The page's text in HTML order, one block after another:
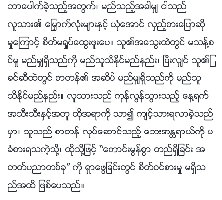
ဘာေပါက္ခဲ့သည့္အတြက္၊ မည္သည့္အခါမွ် ငါသည္
လူသား၏ ေျမႇာက္လုံးမ်ားႏွင့္ ယုံေအာင္ လွည့္စားေျပာဆို
မႈေၾကာင့္ စိတ္မရႈပ္ေထြးဖူးေပ။ သူ၏အေသြးထဲတြင္ မသန္႔စ
င္မႈ မည္မွ်ရွိသည္ကို မည္သူသိႏိုင္မည္နည္း၊ ၿပီးလွ်င္ သူ၏ျ
ခင္ဆီထဲတြင္ စာတန္၏ အဆိပ္ မည္မွ်ရွိသည္ကို မည္သူ
သိႏိုင္မည္နည္း။ လူသားသည္ ကုန္လြန္သြားသည့္ ေန႔ရက္
အသီးသီးႏွင့္အတူ ထိုအရာကို သာ၍ က်င့္သားရလာခဲ့သည္
မွာ၊ သူသည္ စာတန္ လုပ္ေဆာင္သည့္ ေဘးအႏၲရာယ္ကို မ
ခံစားရသကဲ့သို႔၊ ထိုသို႔ျဖင့္ “ေကာင္းမြန္စြာ တည္ရွိျခင္း အ
တတ္ပညာတစ္ခု” ကို ရွာေဖြျခင္းတြင္ စိတ္ဝင္စားမႈ မရွိသ
ည္အထိ ျဖစ္ေပသည္။